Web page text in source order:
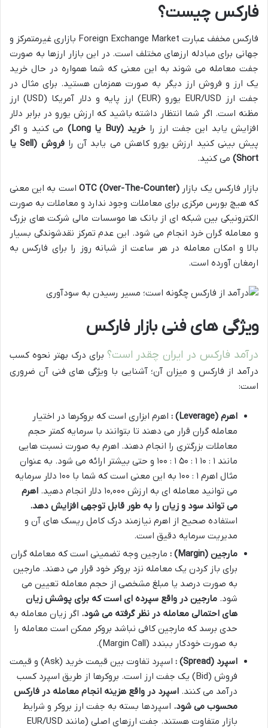
فارکس چیست؟
فارکس مخفف عبارت Foreign Exchange Market بازاری غیرمتمرکز و
جهانی برای مبادله ارزهای مختلف است. در این بازار ارزها به صورت
جفت معامله می شوند به این معنی که شما همواره در حال خرید
یک ارز و فروش ارز دیگر به صورت همزمان هستید. برای مثال در
جفت ارز EUR/USD یورو (EUR) ارز پایه و دلار آمریکا (USD) ارز
مظنه است. اگر شما انتظار داشته باشید که ارزش یورو در برابر دلار
افزایش یابد این جفت ارز را خرید(Buy یا Long)
می کنید و اگر
پیش بینی کنید ارزش یورو کاهش می یابد آن رافروش (Sell
یا
Short) می کنید.
بازار فارکس یک بازار OTC (Over-The-Counter) است به این معنی
که هیچ بورس مرکزی برای معاملات وجود ندارد و معاملات به صورت
الکترونیکی بین شبکه ای از بانک ها موسسات مالی شرکت های بزرگ
و معامله گران خرد انجام می شود. این عدم تمرکز نقدشوندگی بسیار
بالا و امکان معامله در هر ساعت از شبانه روز را برای فارکس به
ارمغان آورده است.
ویژگی های فنی بازار فارکس
درآمد فارکس در ایران چقدر است؟ برای درک بهتر نحوه کسب
درآمد از فارکس و میزان آن؛ آشنایی با ویژگی های فنی آن ضروری
است:
اهرم (Leverage)
: اهرم ابزاری است که بروکرها در اختیار
معامله گران قرار می دهند تا بتوانند با سرمایه کمتر حجم
معاملات بزرگتری را انجام دهند. اهرم به صورت نسبت هایی
مانند ۱ : ۱۰ ۱ : ۵۰ ۱ : ۱۰۰ و حتی بیشتر ارائه می شود. به عنوان
مثال اهرم ۱ : ۱۰۰ به این معنی است که شما با ۱۰۰ دلار سرمایه
می توانید معامله ای به ارزش ۱۰,۰۰۰ دلار انجام دهید.
اهرم
می تواند سود و زیان را به طور قابل توجهی افزایش دهد.
استفاده صحیح از اهرم نیازمند درک کامل ریسک های آن و
مدیریت سرمایه دقیق است.
مارجین (Margin)
: مارجین وجه تضمینی است که معامله گران
برای باز کردن یک معامله نزد بروکر خود قرار می دهند. مارجین
به صورت درصد یا مبلغ مشخصی از حجم معامله تعیین می
شود. مارجین در واقع سپرده ای است که برای پوشش زیان
های احتمالی معامله در نظر گرفته می شود. اگر زیان معامله به
حدی برسد که مارجین کافی نباشد بروکر ممکن است معامله را
به صورت خودکار ببندد (Margin Call).
اسپرد (Spread)
:
اسپرد تفاوت بین قیمت خرید (Ask) و قیمت
فروش (Bid) یک جفت ارز است. بروکرها از طریق اسپرد کسب
درآمد می کنند. اسپرد در واقع هزینه انجام معامله در فارکس
محسوب می شود. اسپردها بسته به جفت ارز بروکر و شرایط
بازار متفاوت هستند. جفت ارزهای اصلی (مانند EUR/USD